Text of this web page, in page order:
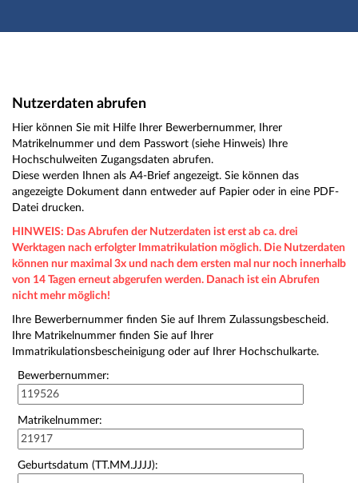
Hauptnavigation
Nutzerdaten abrufen
Nutzerdaten abrufen
Hier können Sie mit Hilfe Ihrer Bewerbernummer, Ihrer
Matrikelnummer und dem Passwort (siehe Hinweis) Ihre
Hochschulweiten Zugangsdaten abrufen.
Diese werden Ihnen als A4-Brief angezeigt. Sie können das
angezeigte Dokument dann entweder auf Papier oder in eine PDF-
Datei drucken.
HINWEIS: Das Abrufen der Nutzerdaten ist erst ab ca. drei
Werktagen nach erfolgter Immatrikulation möglich. Die Nutzerdaten
können nur maximal 3x und nach dem ersten mal nur noch innerhalb
von 14 Tagen erneut abgerufen werden. Danach ist ein Abrufen
nicht mehr möglich!
Ihre Bewerbernummer finden Sie auf Ihrem Zulassungsbescheid.
Ihre Matrikelnummer finden Sie auf Ihrer
Immatrikulationsbescheinigung oder auf Ihrer Hochschulkarte.
Bewerbernummer:
Matrikelnummer:
Geburtsdatum (TT.MM.JJJJ):